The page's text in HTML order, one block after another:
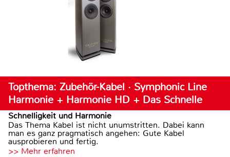
Topthema: Zubehör-Kabel · Symphonic Line
Harmonie + Harmonie HD + Das Schnelle
Schnelligkeit und Harmonie
Das Thema Kabel ist nicht unumstritten. Dabei kann
man es ganz pragmatisch angehen: Gute Kabel
ausprobieren und fertig.
>> Mehr erfahren